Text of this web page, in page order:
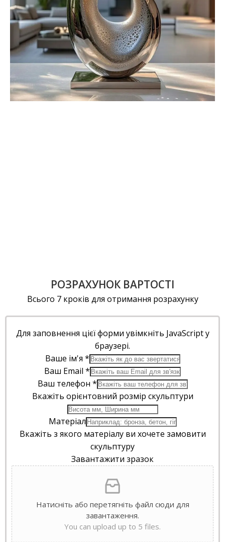
РОЗРАХУНОК ВАРТОСТІ
Всього 7 кроків для отримання розрахунку
Для заповнення цієї форми увімкніть JavaScript у
браузері.
Ваше ім'я *
Ваш Email *
Ваш телефон *
Вкажіть орієнтовний розмір скульптури
Матеріал
Вкажіть з якого матеріалу ви хочете замовити
скульптуру
Завантажити зразок
Натисніть або перетягніть файл сюди для
завантаження.
You can upload up to 5 files.